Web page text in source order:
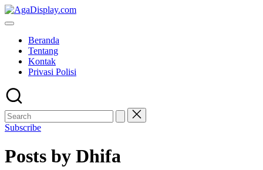
Skip
to
Beranda
Tentang
Kontak
Privasi Polisi
Subscribe
Posts by Dhifa